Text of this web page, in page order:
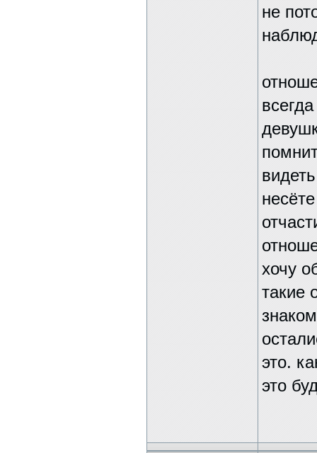
не
хочу
такие
это.
это